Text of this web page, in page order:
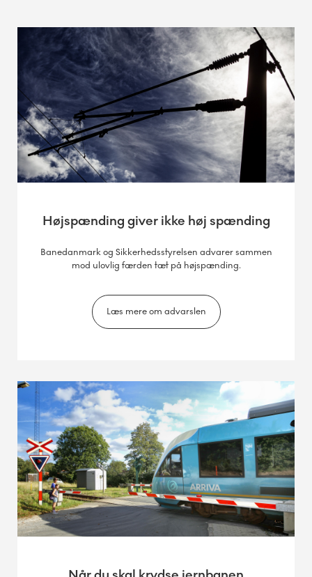
Højspænding giver ikke høj spænding
Banedanmark og Sikkerhedsstyrelsen advarer sammen
mod ulovlig færden tæt på højspænding.
Læs mere om advarslen